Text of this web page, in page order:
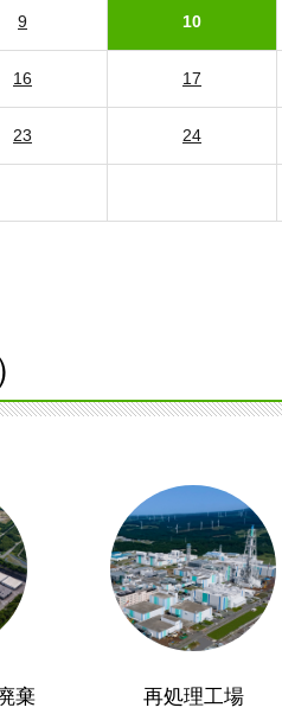
9 10
16 17
23 24
棄 再処理工場